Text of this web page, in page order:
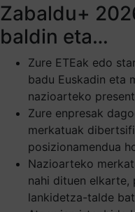
Zabaldu+
baldin eta…
Zure ETEak edo
badu Euskadin eta
nazioarteko
Zure enpresak
merkatuak
posizionamendua
Nazioarteko
nahi dituen
lankidetza-talde